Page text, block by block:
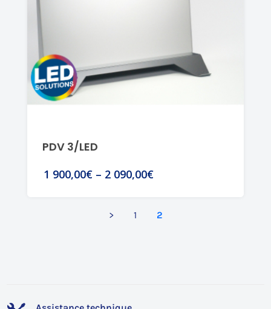
PDV 3/LED
1 900,00€ – 2 090,00€
> 1 2